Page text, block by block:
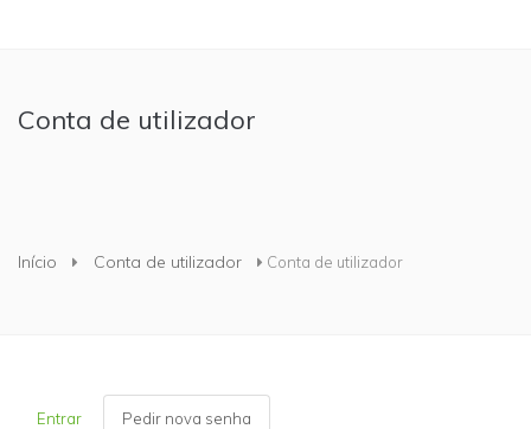
Conta de utilizador
Início Conta de utilizador Conta de utilizador
Entrar Pedir nova senha